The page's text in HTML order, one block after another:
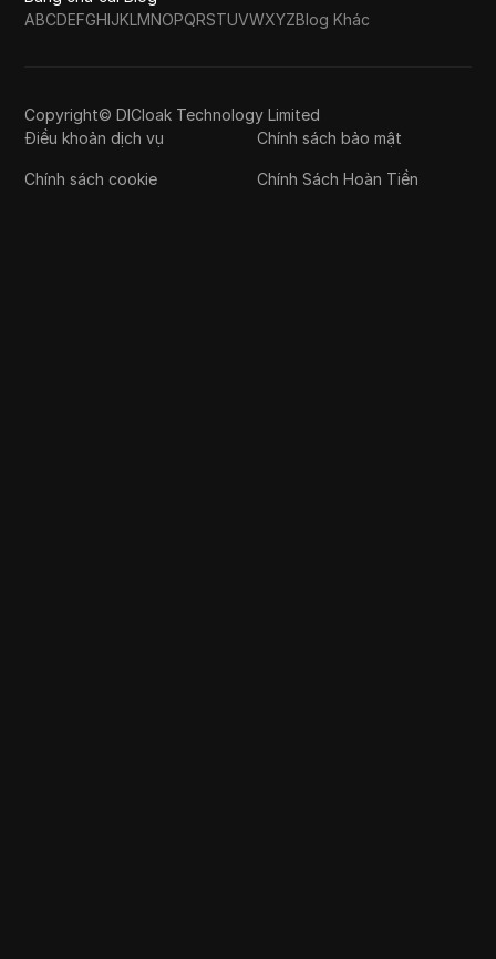
ABCDEFGHIJKLMNOPQRSTUVWXYZBlog Khác
Copyright© DICloak Technology Limited
Điều khoản dịch vụ
Chính sách bảo mật
Chính sách cookie Chính Sách Hoàn Tiền